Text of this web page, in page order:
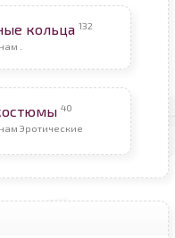
кольца 132
.
40
Эротические